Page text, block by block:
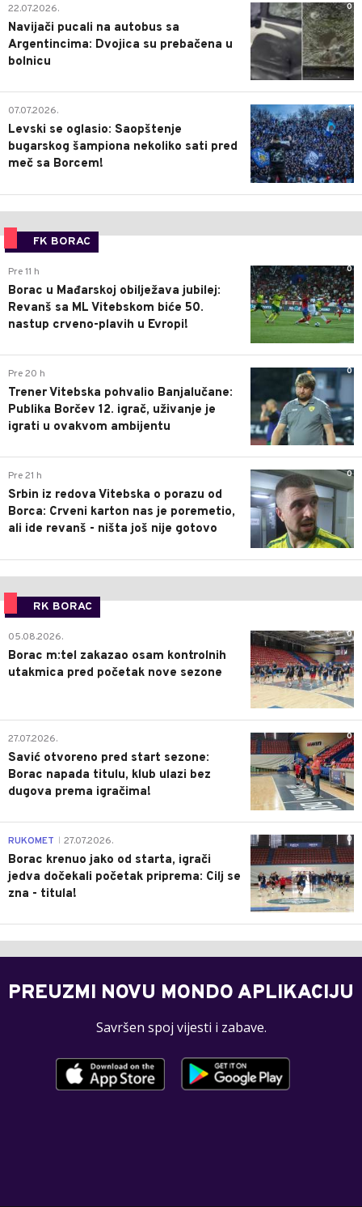
0
22.07.2026.
Navijači pucali na autobus sa
Argentincima: Dvojica su prebačena u
bolnicu
1
07.07.2026.
Levski se oglasio: Saopštenje
bugarskog šampiona nekoliko sati pred
meč sa Borcem!
FK BORAC
0
Pre 11 h
Borac u Mađarskoj obilježava jubilej:
Revanš sa ML Vitebskom biće 50.
nastup crveno-plavih u Evropi!
0
Pre 20 h
Trener Vitebska pohvalio Banjalučane:
Publika Borčev 12. igrač, uživanje je
igrati u ovakvom ambijentu
0
Pre 21 h
Srbin iz redova Vitebska o porazu od
Borca: Crveni karton nas je poremetio,
ali ide revanš - ništa još nije gotovo
RK BORAC
0
05.08.2026.
Borac m:tel zakazao osam kontrolnih
utakmica pred početak nove sezone
0
27.07.2026.
Savić otvoreno pred start sezone:
Borac napada titulu, klub ulazi bez
dugova prema igračima!
0
RUKOMET 27.07.2026.
Borac krenuo jako od starta, igrači
jedva dočekali početak priprema: Cilj se
zna - titula!
PREUZMI NOVU MONDO APLIKACIJU
Savršen spoj vijesti i zabave.